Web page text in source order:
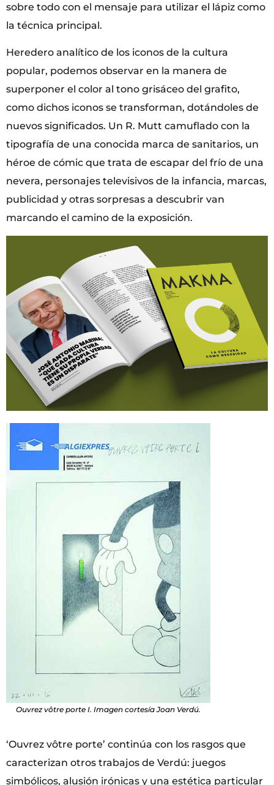
sobre todo con el mensaje para utilizar el lápiz como
la técnica principal.
Heredero analítico de los iconos de la cultura
popular, podemos observar en la manera de
superponer el color al tono grisáceo del grafito,
como dichos iconos se transforman, dotándoles de
nuevos significados. Un R. Mutt camuflado con la
tipografía de una conocida marca de sanitarios, un
héroe de cómic que trata de escapar del frío de una
nevera, personajes televisivos de la infancia, marcas,
publicidad y otras sorpresas a descubrir van
marcando el camino de la exposición.
Ouvrez vôtre porte I. Imagen cortesía Joan Verdú.
‘Ouvrez vôtre porte’ continúa con los rasgos que
caracterizan otros trabajos de Verdú: juegos
simbólicos, alusión irónicas y una estética particular